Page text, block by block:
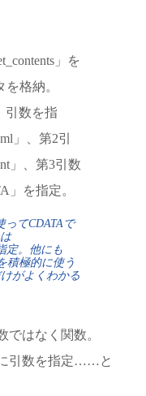
」を
格納。
引数を指
」、第2引
」、第3引数
」を指定。
ってCDATAで
定。他にも
積極的に使う
がよくわかる
ではなく関数。
に引数を指定……と